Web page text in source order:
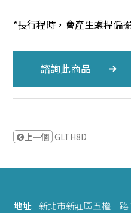
*長行程時，會產生螺桿偏
諮詢此商品
上一個 GLTH8D
地址: 新北市新莊區五權一